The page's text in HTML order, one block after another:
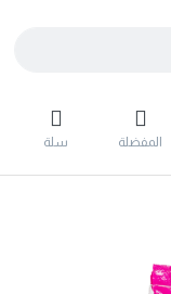
المفضلة سلة